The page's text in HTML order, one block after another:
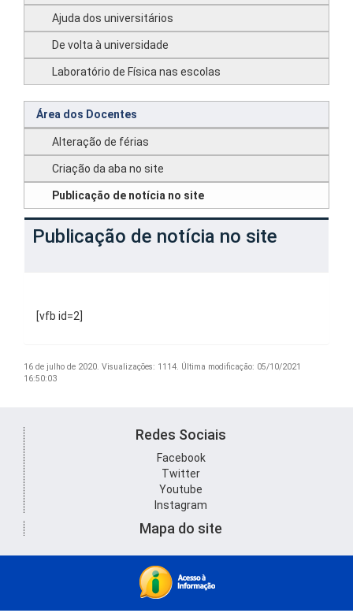
Ajuda dos universitários
De volta à universidade
Laboratório de Física nas escolas
Área dos Docentes
Alteração de férias
Criação da aba no site
Publicação de notícia no site
Publicação de notícia no site
[vfb id=2]
16 de julho de 2020. Visualizações: 1114. Última modificação: 05/10/2021
16:50:03
Redes Sociais
Facebook
Twitter
Youtube
Instagram
Mapa do site